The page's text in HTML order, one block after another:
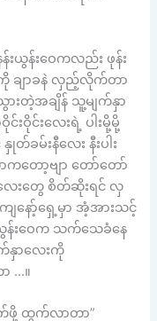
န်းယွန်းဝေကလည်း ဖုန်း
ချာခနဲ လှည့်လိုက်တာ
သွားတဲ့အချိန် သူ့မျက်နှာ
ဝိုင်းလေးရဲ့ ပါးမို့မို့
ခမ်းနီလေး နီးပါး
ကတော့ဗျာ တော်တော်
ေးတွေ စိတ်ဆိုးရင် လှ
နော့်ရှေ့မှာ အံ့အားသင့်
န်းဝေက သက်သေခံနေ
နှာလေးကို
…။
က်ဖို့ ထွက်လာတာ”